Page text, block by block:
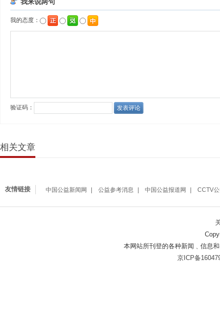
相关文章
友情链接 中国公益新闻网 公益参考消息 中国公益报道网 CCTV
本网站所刊登的各种新闻﹑信息
京ICP备